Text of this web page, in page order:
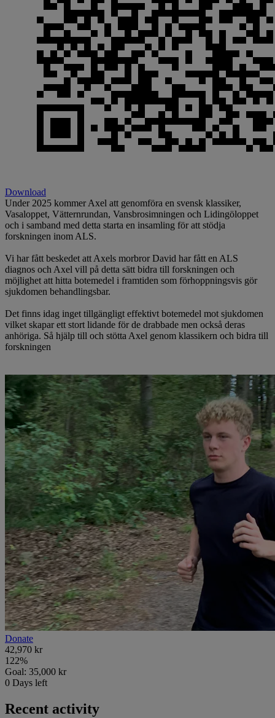
Download
Under 2025 kommer Axel att genomföra en svensk klassiker,
Vasaloppet, Vätternrundan, Vansbrosimningen och Lidingöloppet
och i samband med detta starta en insamling för att stödja
forskningen inom ALS.
Vi har fått beskedet att Axels morbror David har fått en ALS
diagnos och Axel vill på detta sätt bidra till forskningen och
möjlighet att hitta botemedel i framtiden som förhoppningsvis gör
sjukdomen behandlingsbar.
Det finns idag inget tillgängligt effektivt botemedel mot sjukdomen
vilket skapar ett stort lidande för de drabbade men också deras
anhöriga. Så hjälp till och stötta Axel genom klassikern och bidra till
forskningen
Donate
42,970 kr
122%
Goal: 35,000 kr
0 Days left
Recent activity